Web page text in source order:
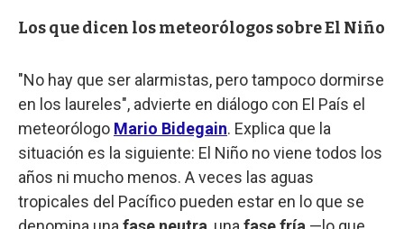
Los que dicen los meteorólogos sobre El Niño
"No hay que ser alarmistas, pero tampoco dormirse
en los laureles", advierte en diálogo con El País el
meteorólogo Mario Bidegain. Explica que la
situación es la siguiente: El Niño no viene todos los
años ni mucho menos. A veces las aguas
tropicales del Pacífico pueden estar en lo que se